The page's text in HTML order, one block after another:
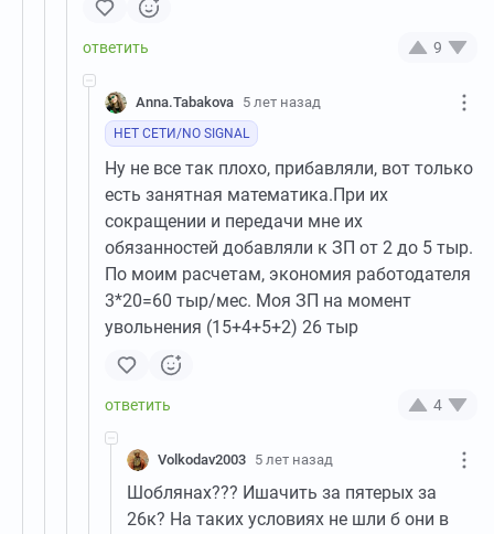
9
Anna.Tabakova 5 лет назад
НЕТ СЕТИ/NO SIGNAL
Ну не все так плохо, прибавляли, вот только
есть занятная математика.При их
сокращении и передачи мне их
обязанностей добавляли к ЗП от 2 до 5 тыр.
По моим расчетам, экономия работодателя
3*20=60 тыр/мес. Моя ЗП на момент
увольнения (15+4+5+2) 26 тыр
4
Volkodav2003 5 лет назад
Шоблянах??? Ишачить за пятерых за
26к? На таких условиях не шли б они в